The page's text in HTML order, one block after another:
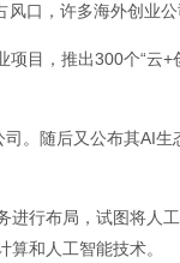
口，许多海外创业公
目，推出300个“云
。随后又公布其AI
行布局，试图将人
和人工智能技术。